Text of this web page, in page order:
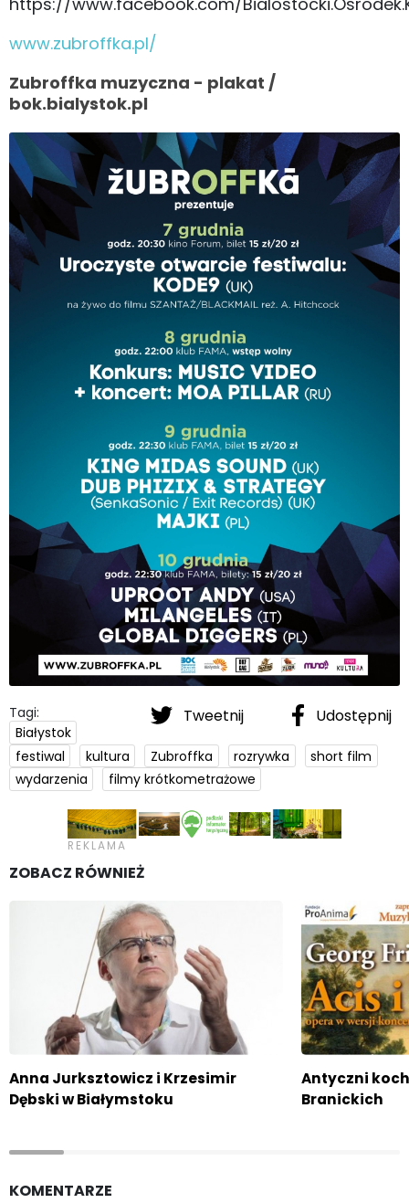
www.zubroffka.pl/
Zubroffka muzyczna - plakat /
bok.bialystok.pl
Tweetnij Udostępnij
Tagi:
Białystok
festiwal
kultura Zubroffka rozrywka
short film
wydarzenia
filmy krótkometrażowe
ZOBACZ RÓWNIEŻ
Anna Jurksztowicz i Krzesimir
Dębski w Białymstoku
Antyczni
Branickich
KOMENTARZE